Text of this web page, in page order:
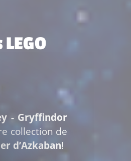
- Gryffindor
collection de
d’Azkaban!